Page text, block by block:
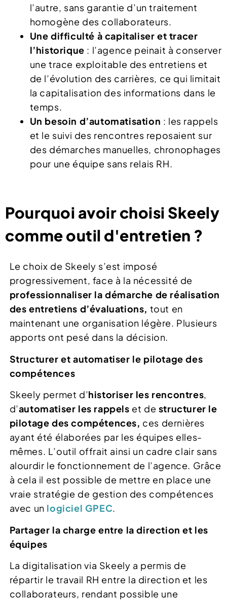
l’autre, sans garantie d’un traitement
homogène des collaborateurs.
Une difficulté à capitaliser et tracer
l’historique : l’agence peinait à conserver
une trace exploitable des entretiens et
de l’évolution des carrières, ce qui limitait
la capitalisation des informations dans le
temps.
Un besoin d’automatisation : les rappels
et le suivi des rencontres reposaient sur
des démarches manuelles, chronophages
pour une équipe sans relais RH.
Pourquoi avoir choisi Skeely
comme outil d'entretien ?
Le choix de Skeely s’est imposé
progressivement, face à la nécessité de
professionnaliser la démarche de réalisation
des entretiens d’évaluations, tout en
maintenant une organisation légère. Plusieurs
apports ont pesé dans la décision.
Structurer et automatiser le pilotage des
compétences
Skeely permet d’historiser les rencontres,
d’automatiser les rappels et de structurer le
pilotage des compétences, ces dernières
ayant été élaborées par les équipes elles-
mêmes. L’outil offrait ainsi un cadre clair sans
alourdir le fonctionnement de l’agence. Grâce
à cela il est possible de mettre en place une
vraie stratégie de gestion des compétences
avec un logiciel GPEC.
Partager la charge entre la direction et les
équipes
La digitalisation via Skeely a permis de
répartir le travail RH entre la direction et les
collaborateurs, rendant possible une